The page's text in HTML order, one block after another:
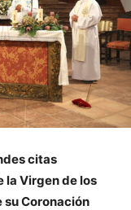
citas
la Virgen de los
su Coronación